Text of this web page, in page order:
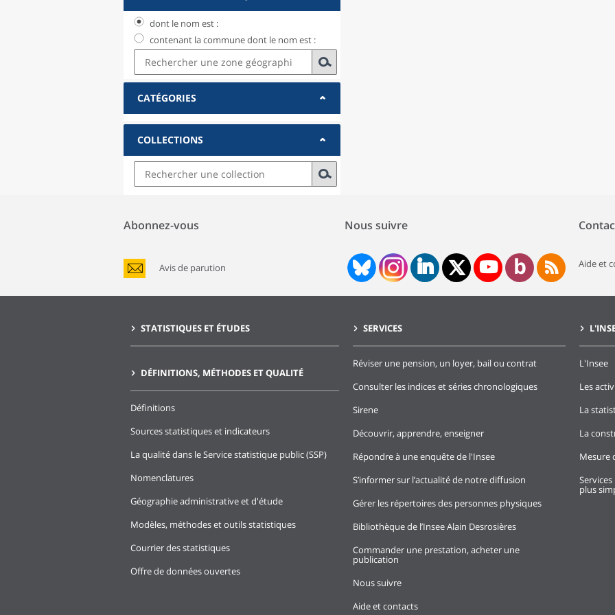
dont le nom est :
contenant la commune dont le nom est :
CATÉGORIES
COLLECTIONS
Abonnez-vous
Avis de parution
Nous suivre
Aide et
STATISTIQUES ET ÉTUDES
DÉFINITIONS, MÉTHODES ET QUALITÉ
Définitions
Sources statistiques et indicateurs
La qualité dans le Service statistique public (SSP)
Nomenclatures
Géographie administrative et d'étude
Modèles, méthodes et outils statistiques
Courrier des statistiques
Offre de données ouvertes
SERVICES
Réviser une pension, un loyer, bail ou contrat
Consulter les indices et séries chronologiques
Sirene
Découvrir, apprendre, enseigner
Répondre à une enquête de l'Insee
S’informer sur l’actualité de notre diffusion
Gérer les répertoires des personnes physiques
Bibliothèque de l’Insee Alain Desrosières
Commander une prestation, acheter une
publication
Nous suivre
Aide et contacts
L'Insee
Les
La
La
Mesure
plus